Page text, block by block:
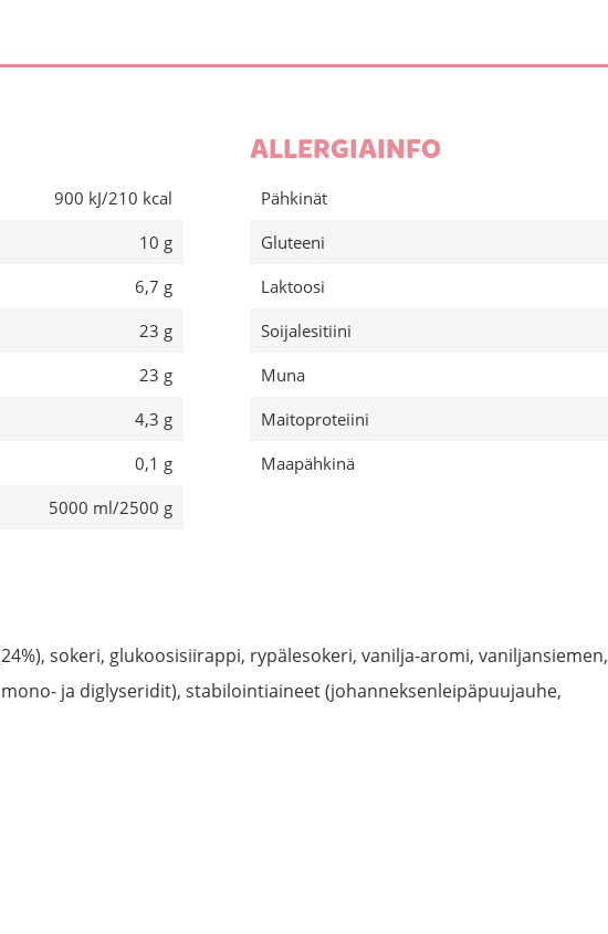
900 kJ/210 kcal
10 g
6,7 g
23 g
23 g
4,3 g
0,1 g
5000 ml/2500 g
ALLERGIAINFO
Pähkinät
Gluteeni
Laktoosi
Soijalesitiini
Muna
Maitoproteiini
Maapähkinä
sokeri, glukoosisiirappi, rypälesokeri, vanilja-aromi, vaniljansiemen,
ja diglyseridit), stabilointiaineet (johanneksenleipäpuujauhe,